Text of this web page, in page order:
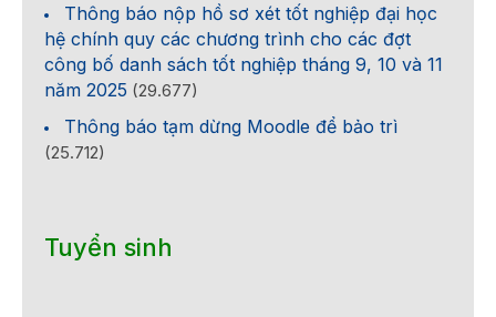
Thông báo nộp hồ sơ xét tốt nghiệp đại học
hệ chính quy các chương trình cho các đợt
công bố danh sách tốt nghiệp tháng 9, 10 và 11
năm 2025 (29.677)
Thông báo tạm dừng Moodle để bảo trì
(25.712)
Tuyển sinh